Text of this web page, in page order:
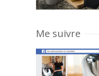
Me suivre